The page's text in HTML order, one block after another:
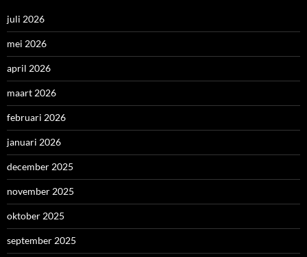
juli 2026
mei 2026
april 2026
maart 2026
februari 2026
januari 2026
december 2025
november 2025
oktober 2025
september 2025